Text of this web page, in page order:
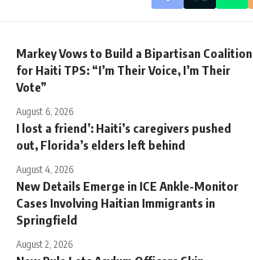
Markey Vows to Build a Bipartisan Coalition
for Haiti TPS: “I’m Their Voice, I’m Their
Vote”
August 6, 2026
I lost a friend’: Haiti’s caregivers pushed
out, Florida’s elders left behind
August 4, 2026
New Details Emerge in ICE Ankle-Monitor
Cases Involving Haitian Immigrants in
Springfield
August 2, 2026